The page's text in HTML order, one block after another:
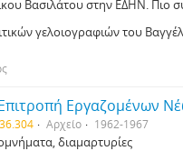
Βασιλάτου στην ΕΔΗΝ. Πιο
γελοιογραφιών του
Εργαζοµένων
Αρχείο 1962-1967
διαµαρτυρίες